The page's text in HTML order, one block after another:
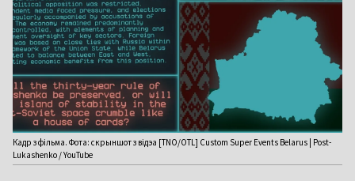
Кадр з фільма. Фота: скрыншот з відэа [TNO/OTL] Custom Super Events Belarus | Post-
Lukashenko / YouTube